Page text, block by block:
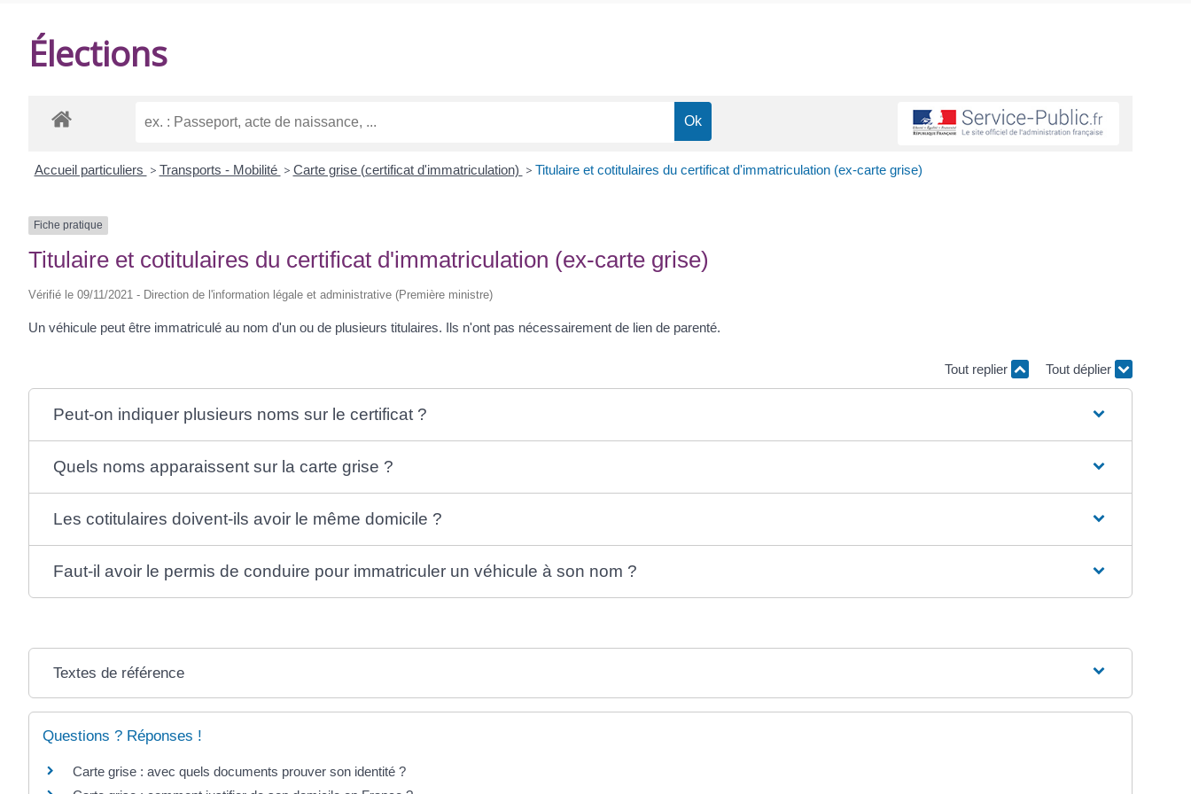
Élections
Accueil particuliers > Transports - Mobilité > Carte grise (certificat d'immatriculation) > Titulaire et cotitulaires du certificat d'immatriculation (ex-carte grise)
Fiche pratique
Titulaire et cotitulaires du certificat d'immatriculation (ex-carte grise)
Vérifié le 09/11/2021 - Direction de l'information légale et administrative (Première ministre)
Un véhicule peut être immatriculé au nom d'un ou de plusieurs titulaires. Ils n'ont pas nécessairement de lien de parenté.
Tout replier Tout déplier
Peut-on indiquer plusieurs noms sur le certificat ?
Quels noms apparaissent sur la carte grise ?
Les cotitulaires doivent-ils avoir le même domicile ?
Faut-il avoir le permis de conduire pour immatriculer un véhicule à son nom ?
Textes de référence
Questions ? Réponses !
Carte grise : avec quels documents prouver son identité ?